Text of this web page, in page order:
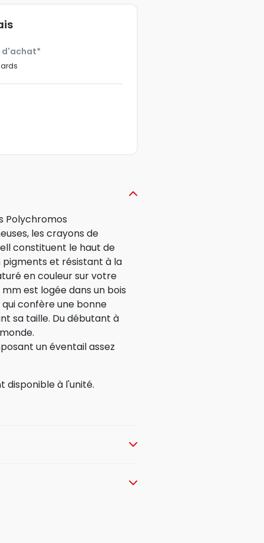
d'achat*
Polychromos
les crayons de
constituent le haut de
pigments et résistant à la
en couleur sur votre
est logée dans un bois
confère une bonne
sa taille. Du débutant à
un éventail assez
disponible à l'unité.